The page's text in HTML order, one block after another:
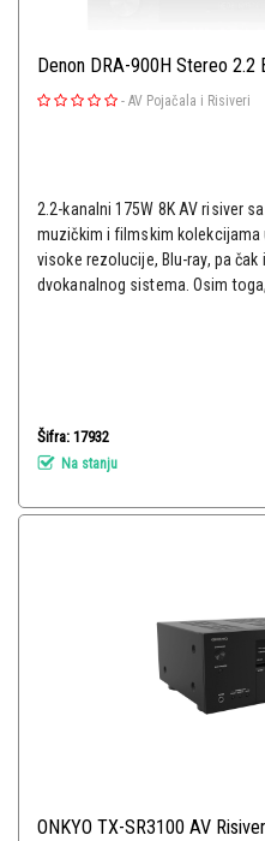
Denon DRA-900H Stereo 2.2
- AV Pojačala i Risiveri
2.2-kanalni 175W 8K AV risiver
muzičkim i filmskim kolekcijama
visoke rezolucije, Blu-ray, pa
dvokanalnog sistema. Osim
Šifra: 17932
Na stanju
ONKYO TX-SR3100 AV Risiver